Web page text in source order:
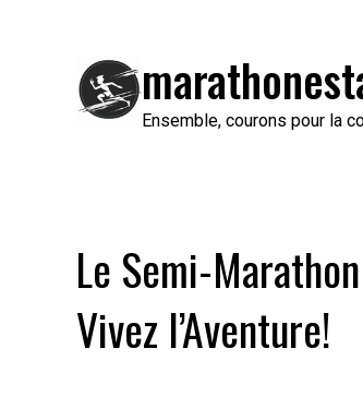
Ensemble, courons pour la
Le Semi-
Vivez l’Aventure!